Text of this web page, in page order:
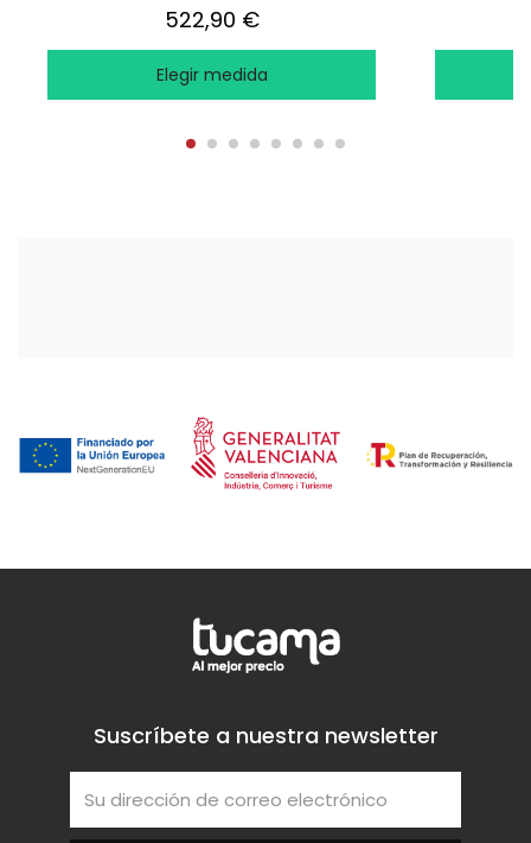
522,90 €
Elegir medida
Suscríbete a nuestra newsletter